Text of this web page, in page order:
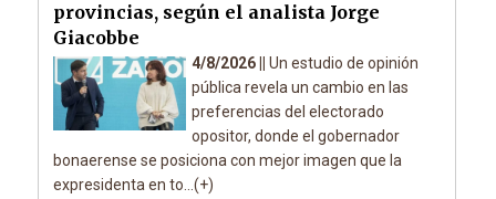
provincias, según el analista Jorge
Giacobbe
4/8/2026 || Un estudio de opinión
pública revela un cambio en las
preferencias del electorado
opositor, donde el gobernador
bonaerense se posiciona con mejor imagen que la
expresidenta en to...(+)